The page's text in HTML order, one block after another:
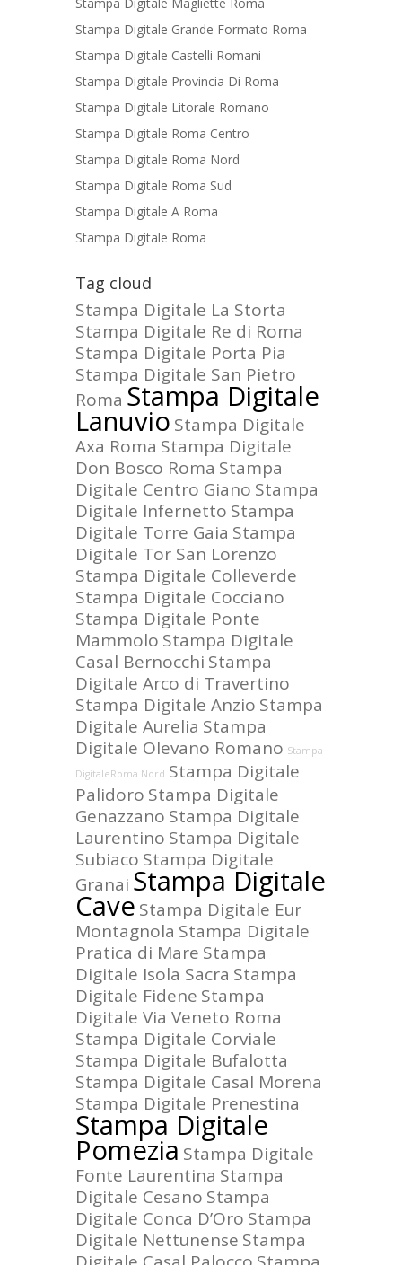
Stampa Digitale Grande Formato Roma
Stampa Digitale Castelli Romani
Stampa Digitale Provincia Di Roma
Stampa Digitale Litorale Romano
Stampa Digitale Roma Centro
Stampa Digitale Roma Nord
Stampa Digitale Roma Sud
Stampa Digitale A Roma
Stampa Digitale Roma
Tag cloud
Stampa Digitale La Storta
Stampa Digitale Re di Roma
Stampa Digitale Porta Pia
Stampa Digitale San Pietro
Roma Stampa Digitale
Lanuvio Stampa Digitale
Axa Roma Stampa Digitale
Don Bosco Roma Stampa
Digitale Centro Giano Stampa
Digitale Infernetto Stampa
Digitale Torre Gaia Stampa
Digitale Tor San Lorenzo
Stampa Digitale Colleverde
Stampa Digitale Cocciano
Stampa Digitale Ponte
Mammolo Stampa Digitale
Casal Bernocchi Stampa
Digitale Arco di Travertino
Stampa Digitale Anzio Stampa
Digitale Aurelia Stampa
Digitale Olevano Romano Stampa
DigitaleRoma Nord Stampa Digitale
Palidoro Stampa Digitale
Genazzano Stampa Digitale
Laurentino Stampa Digitale
Subiaco Stampa Digitale
Granai Stampa Digitale
Cave Stampa Digitale Eur
Montagnola Stampa Digitale
Pratica di Mare Stampa
Digitale Isola Sacra Stampa
Digitale Fidene Stampa
Digitale Via Veneto Roma
Stampa Digitale Corviale
Stampa Digitale Bufalotta
Stampa Digitale Casal Morena
Stampa Digitale Prenestina
Stampa Digitale
Pomezia Stampa Digitale
Fonte Laurentina Stampa
Digitale Cesano Stampa
Digitale Conca D’Oro Stampa
Digitale Nettunense Stampa